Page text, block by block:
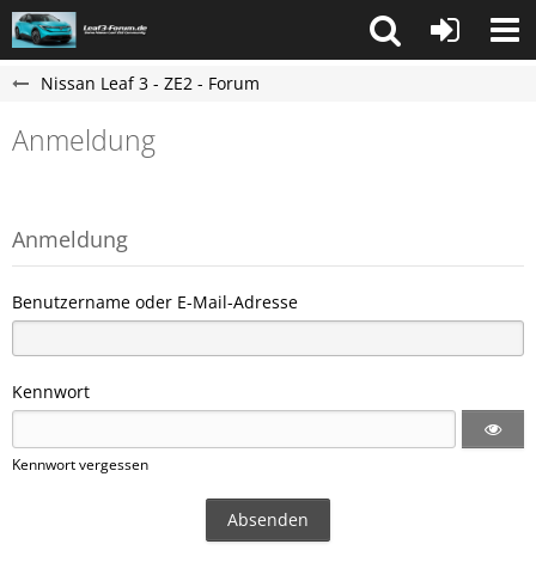
Nissan Leaf 3 - ZE2 - Forum
Anmeldung
Anmeldung
Benutzername oder E-Mail-Adresse
Kennwort
Kennwort vergessen